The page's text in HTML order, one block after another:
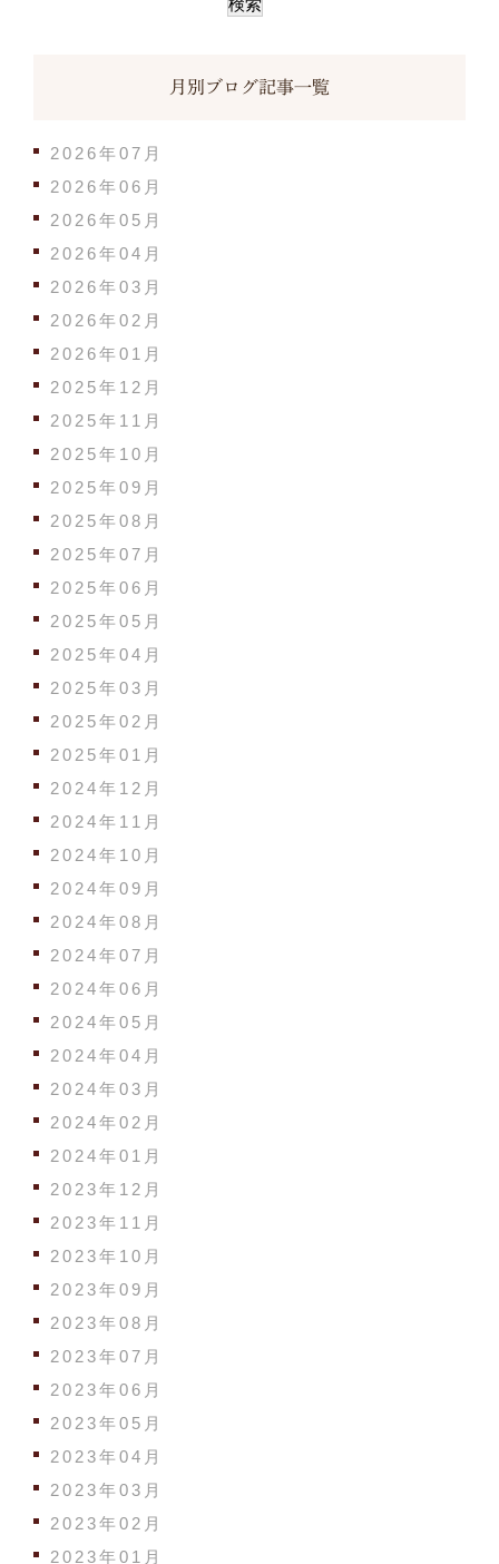
月別ブログ記事一覧
2026年07月
2026年06月
2026年05月
2026年04月
2026年03月
2026年02月
2026年01月
2025年12月
2025年11月
2025年10月
2025年09月
2025年08月
2025年07月
2025年06月
2025年05月
2025年04月
2025年03月
2025年02月
2025年01月
2024年12月
2024年11月
2024年10月
2024年09月
2024年08月
2024年07月
2024年06月
2024年05月
2024年04月
2024年03月
2024年02月
2024年01月
2023年12月
2023年11月
2023年10月
2023年09月
2023年08月
2023年07月
2023年06月
2023年05月
2023年04月
2023年03月
2023年02月
2023年01月